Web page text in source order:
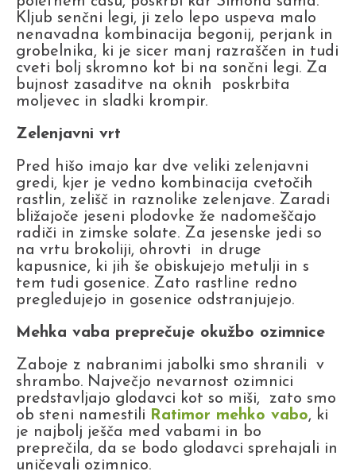
Kljub senčni legi, ji zelo lepo uspeva malo
nenavadna kombinacija begonij, perjank in
grobelnika, ki je sicer manj razraščen in tudi
cveti bolj skromno kot bi na sončni legi. Za
bujnost zasaditve na oknih poskrbita
moljevec in sladki krompir.
Zelenjavni vrt
Pred hišo imajo kar dve veliki zelenjavni
gredi, kjer je vedno kombinacija cvetočih
rastlin, zelišč in raznolike zelenjave. Zaradi
bližajoče jeseni plodovke že nadomeščajo
radiči in zimske solate. Za jesenske jedi so
na vrtu brokoliji, ohrovti in druge
kapusnice, ki jih še obiskujejo metulji in s
tem tudi gosenice. Zato rastline redno
pregledujejo in gosenice odstranjujejo.
Mehka vaba preprečuje okužbo ozimnice
Zaboje z nabranimi jabolki smo shranili v
shrambo. Največjo nevarnost ozimnici
predstavljajo glodavci kot so miši, zato smo
ob steni namestili Ratimor mehko vabo, ki
je najbolj ješča med vabami in bo
preprečila, da se bodo glodavci sprehajali in
uničevali ozimnico.